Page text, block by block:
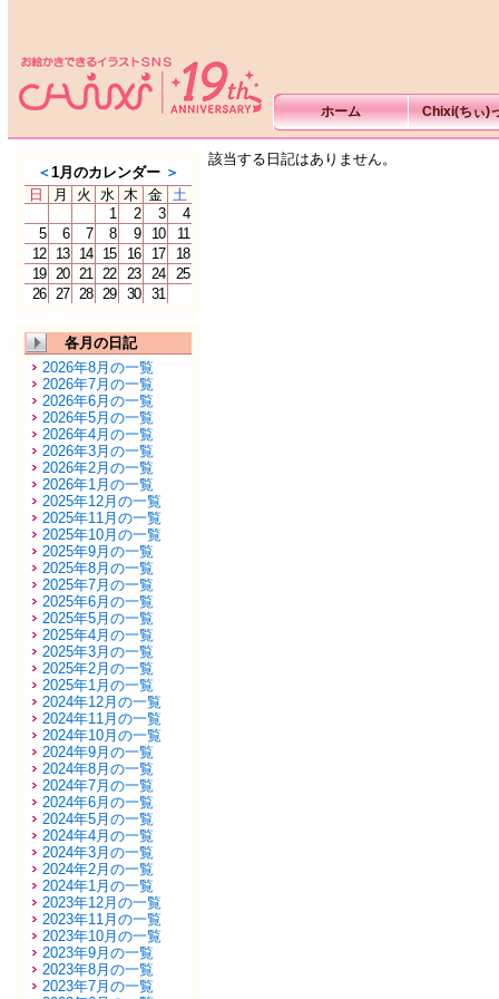
ホーム Chixi(ちぃ)
＜1月のカレンダー ＞
日
月 火 水 木 金 土
1
2 3
4
5
6 7 8 9 10
11
12
13 14 15 16 17
18
19 20 21 22 23 24
25
26 27 28 29 30 31
各月の日記
2026年8月の一覧
2026年7月の一覧
2026年6月の一覧
2026年5月の一覧
2026年4月の一覧
2026年3月の一覧
2026年2月の一覧
2026年1月の一覧
2025年12月の一覧
2025年11月の一覧
2025年10月の一覧
2025年9月の一覧
2025年8月の一覧
2025年7月の一覧
2025年6月の一覧
2025年5月の一覧
2025年4月の一覧
2025年3月の一覧
2025年2月の一覧
2025年1月の一覧
2024年12月の一覧
2024年11月の一覧
2024年10月の一覧
2024年9月の一覧
2024年8月の一覧
2024年7月の一覧
2024年6月の一覧
2024年5月の一覧
2024年4月の一覧
2024年3月の一覧
2024年2月の一覧
2024年1月の一覧
2023年12月の一覧
2023年11月の一覧
2023年10月の一覧
2023年9月の一覧
2023年8月の一覧
2023年7月の一覧
該当する日記はありません。